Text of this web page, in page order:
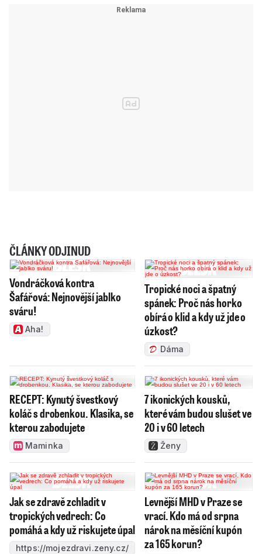
ČLÁNKY ODJINUD
Vondráčková kontra
Šafářová: Nejnovější jablko
sváru!
Aha!
Tropické noci a špatný
spánek: Proč nás horko
obírá o klid a kdy už jde o
úzkost?
Dáma
RECEPT: Kynutý švestkový
koláč s drobenkou. Klasika, se
kterou zabodujete
Maminka
7 ikonických kousků,
které vám budou slušet ve
20 i v 60 letech
Ženy
Jak se zdravě zchladit v
tropických vedrech: Co
pomáhá a kdy už riskujete úpal
https://mojezdravi.zeny.cz/
Levnější MHD v Praze se
vrací. Kdo má od srpna
nárok na měsíční kupón
za 165 korun?